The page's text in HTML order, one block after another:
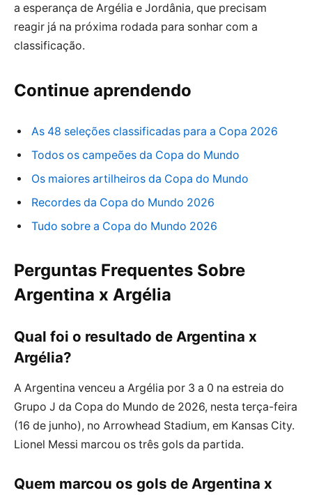
a esperança de Argélia e Jordânia, que precisam
reagir já na próxima rodada para sonhar com a
classificação.
Continue aprendendo
As 48 seleções classificadas para a Copa 2026
Todos os campeões da Copa do Mundo
Os maiores artilheiros da Copa do Mundo
Recordes da Copa do Mundo 2026
Tudo sobre a Copa do Mundo 2026
Perguntas Frequentes Sobre
Argentina x Argélia
Qual foi o resultado de Argentina x
Argélia?
A Argentina venceu a Argélia por 3 a 0 na estreia do
Grupo J da Copa do Mundo de 2026, nesta terça-feira
(16 de junho), no Arrowhead Stadium, em Kansas City.
Lionel Messi marcou os três gols da partida.
Quem marcou os gols de Argentina x